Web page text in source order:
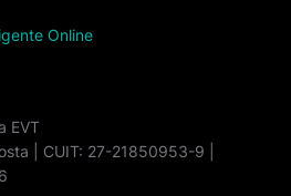
Online
EVT
| CUIT: 27-21850953-9 |